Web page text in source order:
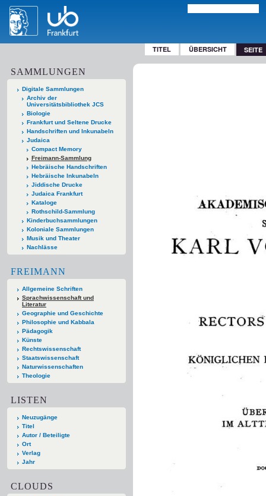
TITEL ÜBERSICHT SEITE
SAMMLUNGEN
Digitale Sammlungen
Archiv der
Universitätsbibliothek JCS
Biologie
Frankfurt und Seltene Drucke
Handschriften und Inkunabeln
Judaica
Compact Memory
Freimann-Sammlung
Hebräische Handschriften
Hebräische Inkunabeln
Jiddische Drucke
Judaica Frankfurt
Kataloge
Rothschild-Sammlung
Kinderbuchsammlungen
Koloniale Sammlungen
Musik und Theater
Nachlässe
FREIMANN
Allgemeine Schriften
Sprachwissenschaft und
Literatur
Geographie und Geschichte
Philosophie und Kabbala
Pädagogik
Künste
Rechtswissenschaft
Staatswissenschaft
Naturwissenschaften
Theologie
LISTEN
Neuzugänge
Titel
Autor / Beteiligte
Ort
Verlag
Jahr
CLOUDS